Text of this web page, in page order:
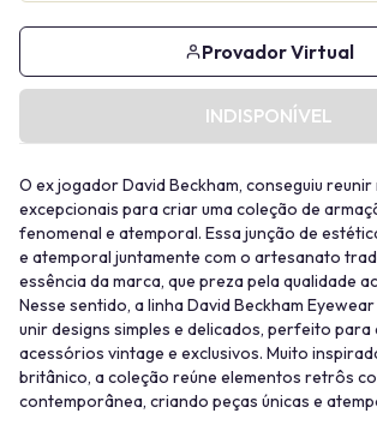
Provador Virtual
INDISPONÍVEL
O ex jogador David Beckham, conseguiu
excepcionais para criar uma coleção de
fenomenal e atemporal. Essa junção de
e atemporal juntamente com o artesanato
essência da marca, que preza pela qualidade
Nesse sentido, a linha David Beckham
unir designs simples e delicados, perfeito para
acessórios vintage e exclusivos. Muito
britânico, a coleção reúne elementos retrôs
contemporânea, criando peças únicas e